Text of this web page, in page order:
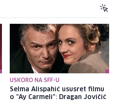
USKORO NA SFF-U
Selma Alispahić ususret filmu
o "Ay Carmeli": Dragan Jovičić